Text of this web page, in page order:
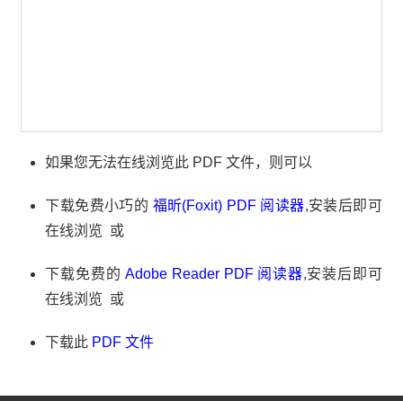
如果您无法在线浏览此 PDF 文件，则可以
下载免费小巧的 福昕(Foxit) PDF 阅读器,安装后即可
在线浏览 或
下载免费的Adobe Reader PDF 阅读器,安装后即可
在线浏览 或
下载此 PDF 文件